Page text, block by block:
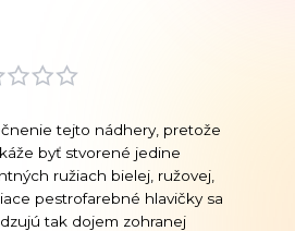
tejto nádhery, pretože
byť stvorené jedine
ružiach bielej, ružovej,
pestrofarebné hlavičky sa
tak dojem zohranej